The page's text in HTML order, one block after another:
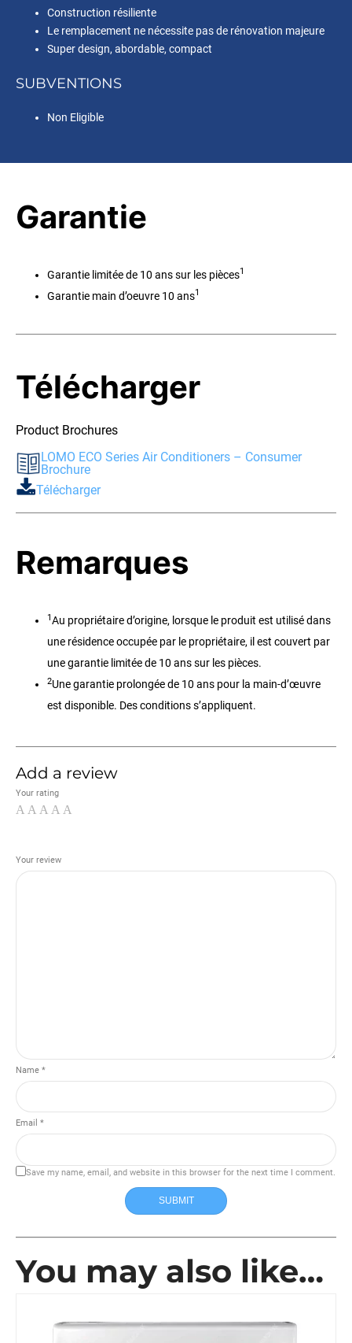
Construction résiliente
Le remplacement ne nécessite pas de rénovation majeure
Super design, abordable, compact
SUBVENTIONS
Non Eligible
Garantie
Garantie limitée de 10 ans sur les pièces1
Garantie main d’oeuvre 10 ans1
Télécharger
Product Brochures
LOMO ECO Series Air Conditioners – Consumer
Brochure
Télécharger
Remarques
1Au propriétaire d’origine, lorsque le produit est utilisé dans
une résidence occupée par le propriétaire, il est couvert par
une garantie limitée de 10 ans sur les pièces.
2Une garantie prolongée de 10 ans pour la main-d’œuvre
est disponible. Des conditions s’appliquent.
Add a review
Your rating
Your review
Name *
Email *
Save my name, email, and website in this browser for the next time I comment.
SUBMIT
You may also like…